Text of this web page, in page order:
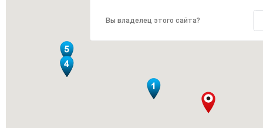
Вы владелец этого сайта?